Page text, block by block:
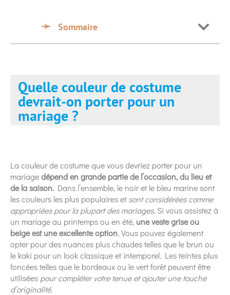
Sommaire
Quelle couleur de costume
devrait-on porter pour un
mariage ?
La couleur de costume que vous devriez porter pour un
mariagedépend en grande partie de l’occasion, du lieu et
de la saison. Dans l’ensemble, le noir et le bleu marine sont
les couleurs les plus populaires etsont considérées comme
appropriées pour la plupart des mariages. Si vous assistez à
un mariage au printemps ou en été, une veste grise ou
beige est une excellente option. Vous pouvez également
opter pour des nuances plus chaudes telles que le brun ou
le kaki pour un look classique et intemporel. Les teintes plus
foncées telles que le bordeaux ou le vert forêt peuvent être
utilisées pour compléter votre tenue et ajouter une touche
d’originalité.